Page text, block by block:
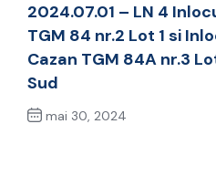
2024.07.01 – LN 4
TGM 84 nr.2 Lot 1 si
Cazan TGM 84A nr.3
Sud
mai 30, 2024